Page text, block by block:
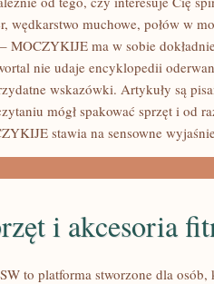
wędkarstwo muchowe, połów w
MOCZYKIJE ma w sobie
nie udaje encyklopedii
wskazówki. Artykuły są
mógł spakować sprzęt i od
stawia na sensowne
i akcesoria
to platforma stworzone dla